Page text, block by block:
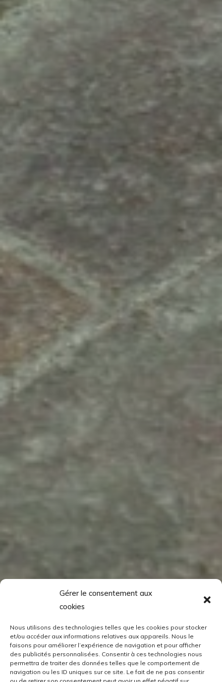
Gérer le consentement aux
cookies
Nous utilisons des technologies telles que les cookies pour stocker
et/ou accéder aux informations relatives aux appareils. Nous le
faisons pour améliorer l’expérience de navigation et pour afficher
des publicités personnalisées. Consentir à ces technologies nous
permettra de traiter des données telles que le comportement de
navigation ou les ID uniques sur ce site. Le fait de ne pas consentir